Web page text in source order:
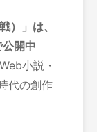
）」は、
開中
小説・
代の創作